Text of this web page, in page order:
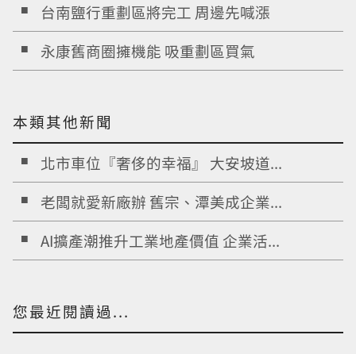
台南鹽行重劃區將完工 周邊先喊漲
永康舊商圈擁機能 吸重劃區買氣
本類其他新聞
北市車位『奢侈的幸福』 大安坡道...
老闆就愛新廠辦 舊宗、潭美成企業...
AI擴產潮推升工業地產價值 企業活...
您最近閱讀過...